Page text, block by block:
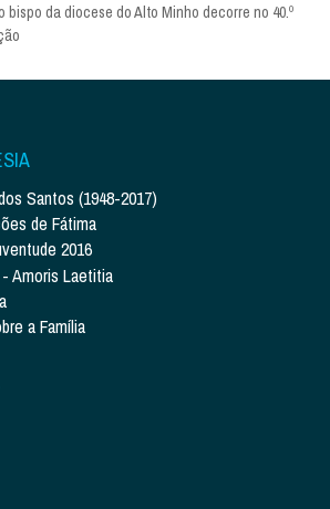
bispo da diocese do Alto Minho decorre no 40.º
Santos (1948-2017)
de Fátima
2016
Amoris Laetitia
a Família